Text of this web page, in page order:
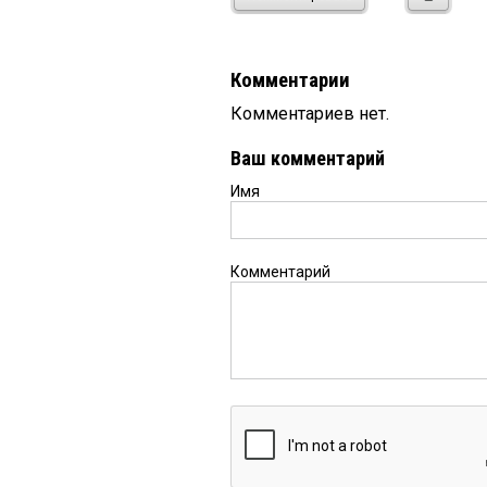
Комментарии
Комментариев нет.
Ваш комментарий
Имя
Комментарий